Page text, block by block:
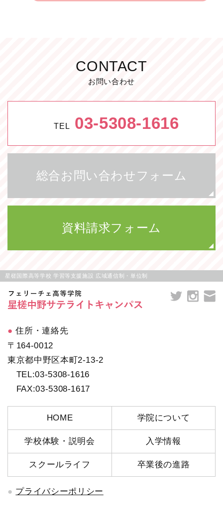
CONTACT
お問い合わせ
TEL 03-5308-1616
総合お問い合わせフォーム
資料請求フォーム
星槎国際高等学校 学習等支援施設 広域通信制・単位制
住所・連絡先
〒164-0012
東京都中野区本町2-13-2
TEL:03-5308-1616
FAX:03-5308-1617
HOME 学院について
学校体験・説明会 入学情報
スクールライフ 卒業後の進路
プライバシーポリシー